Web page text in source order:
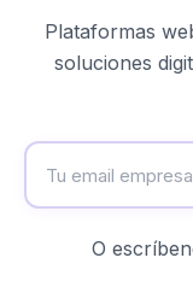
Plataformas
soluciones
O